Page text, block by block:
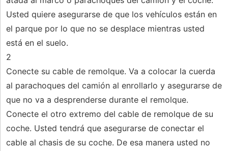
Usted quiere asegurarse de que los vehículos están en
el parque por lo que no se desplace mientras usted
está en el suelo.
2
Conecte su cable de remolque. Va a colocar la cuerda
al parachoques del camión al enrollarlo y asegurarse de
que no va a desprenderse durante el remolque.
Conecte el otro extremo del cable de remolque de su
coche. Usted tendrá que asegurarse de conectar el
cable al chasis de su coche. De esa manera usted no